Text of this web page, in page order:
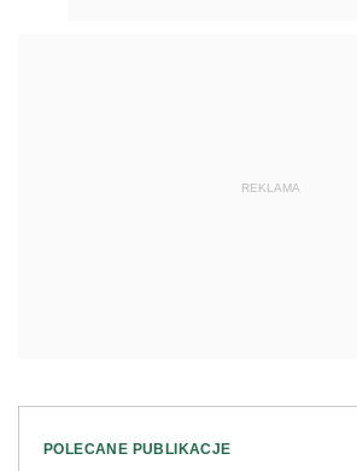
REKLAMA
POLECANE PUBLIKACJE